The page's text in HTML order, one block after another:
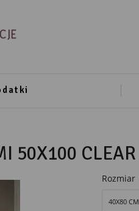
50X100 CLEAR
Rozmiar
40X80 CM